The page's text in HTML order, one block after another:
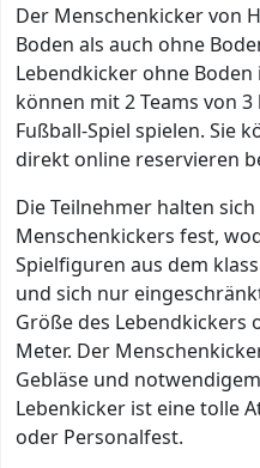
Der Menschenkicker von
Boden als auch ohne
Lebendkicker ohne
können mit 2 Teams von
Fußball-Spiel spielen. Sie
direkt online reservieren
Die Teilnehmer halten
Menschenkickers fest,
Spielfiguren aus dem
und sich nur
Größe des Lebendkickers
Meter. Der
Gebläse und
Lebenkicker ist eine tolle
oder Personalfest.